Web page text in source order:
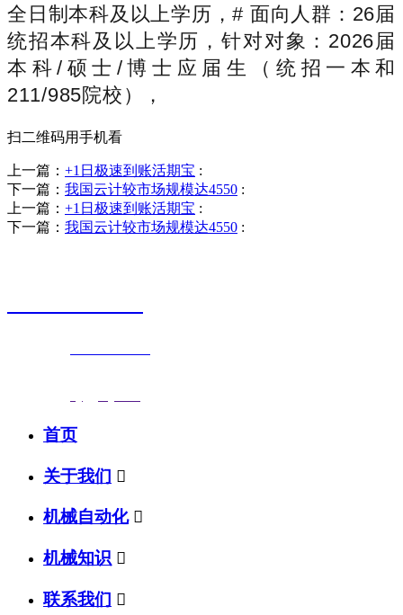
全日制本科及以上学历，# 面向人群：26届
统招本科及以上学历，针对对象：2026届
本科/硕士/博士应届生（统招一本和
211/985院校），
扫二维码用手机看
上一篇： +1日极速到账活期宝 :
下一篇： 我国云计较市场规模达4550 :
上一篇： +1日极速到账活期宝 :
下一篇： 我国云计较市场规模达4550 :
首页
关于我们 
机械自动化 
机械知识 
联系我们 